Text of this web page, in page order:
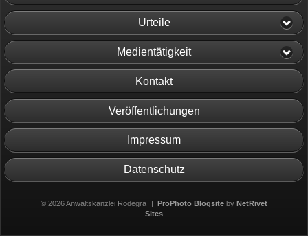
Urteile
Medientätigkeit
Kontakt
Veröffentlichungen
Impressum
Datenschutz
© 2026 Anwaltskanzlei Rodegra | ProPhoto Blogsite byNetRivet
Sites